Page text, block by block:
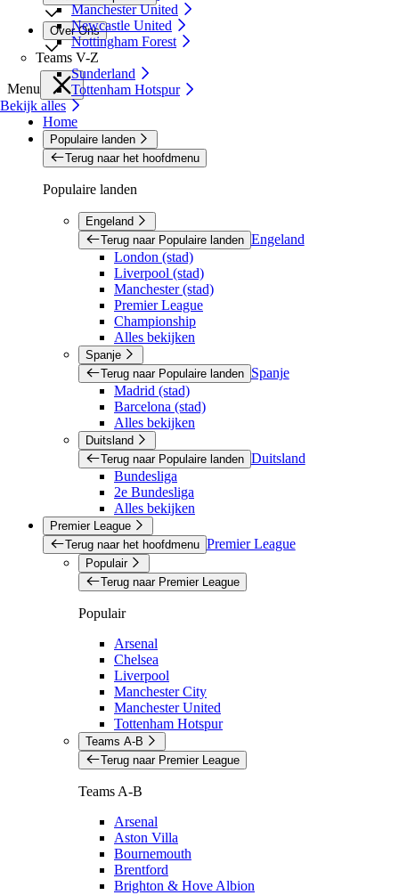
Manchester United
Newcastle United
Nottingham Forest
Teams V-Z
Sunderland
Tottenham Hotspur
Bekijk alles
Over Ons
Menu
Home
Populaire landen
Terug naar het hoofdmenu
Populaire landen
Engeland
Terug naar Populaire landen Engeland
London (stad)
Liverpool (stad)
Manchester (stad)
Premier League
Championship
Alles bekijken
Spanje
Terug naar Populaire landen
Spanje
Madrid (stad)
Barcelona (stad)
Alles bekijken
Duitsland
Terug naar Populaire landen Duitsland
Bundesliga
2e Bundesliga
Alles bekijken
Premier League
Terug naar het hoofdmenu Premier League
Populair
Terug naar Premier League
Populair
Arsenal
Chelsea
Liverpool
Manchester City
Manchester United
Tottenham Hotspur
Teams A-B
Terug naar Premier League
Teams A-B
Arsenal
Aston Villa
Bournemouth
Brentford
Brighton & Hove Albion